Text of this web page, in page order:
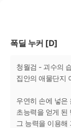
폭딜 누커 [D]
청월검 - 괴수의
집안의 애물단지
우연히 손에 넣은
초능력을 얻게 된
그 능력을 이용